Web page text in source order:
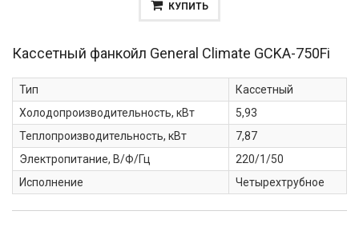
КУПИТЬ
Кассетный фанкойл General Climate GCKA-750Fi
Тип
Кассетный
Холодопроизводительность, кВт
5,93
Теплопроизводительность, кВт
7,87
Электропитание, В/Ф/Гц
220/1/50
Исполнение
Четырехтрубное